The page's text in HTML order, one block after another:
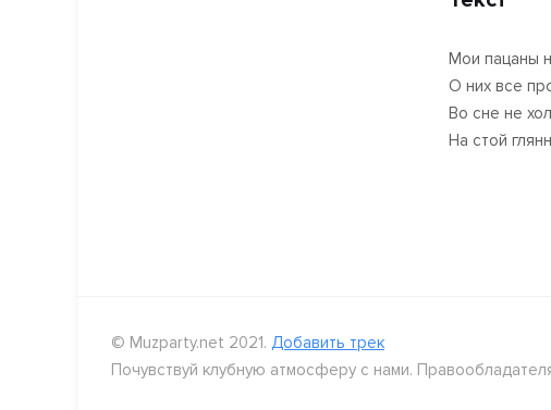
Мои пацаны
О них все
Во сне не
На стой
© Muzparty.net 2021. Добавить трек
Почувствуй клубную атмосферу с нами.